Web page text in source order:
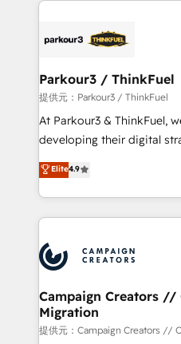
strategies that integrate
companies scale faster and smarter.
Demand generation for all your
you invest in 100% of
growth and positioning
transformation process A
implement HubSpot
record of business
approach has helped
Parkour3 / ThinkFuel
提供元：Parkour3 / ThinkFuel
At Parkour3 & ThinkFuel,
developing their digital
technologies and
sales processes to
from Strategy to
onboarding and
extensive experience
and manufacturers since
empowering our clients
autonomy. Get to grips
guided implementation
Elite4.9
Campaign Creators //
Migration
提供元：Campaign Creators //